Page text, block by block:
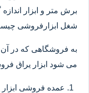
برش متر و ابزار
شغل ابزارفروشی
به فروشگاهی که در آن
می شود ابزار یراق
عمده فروشی ابزار